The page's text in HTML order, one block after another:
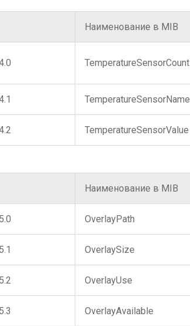
Наименование в MIB
TemperatureSensorCount
TemperatureSensorName
TemperatureSensorValue
Наименование в MIB
OverlayPath
OverlaySize
OverlayUse
OverlayAvailable